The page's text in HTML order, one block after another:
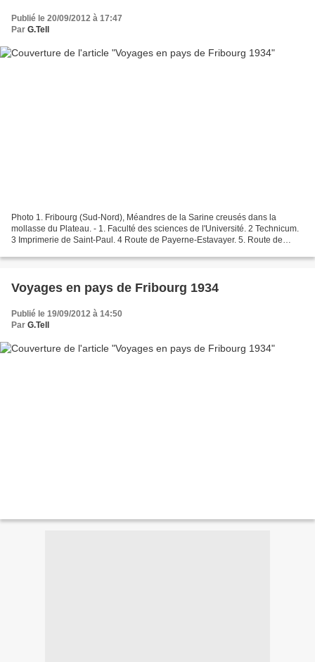
Publié le 20/09/2012 à 17:47
Par G.Tell
Photo 1. Fribourg (Sud-Nord), Méandres de la Sarine creusés dans la
mollasse du Plateau. - 1. Faculté des sciences de l'Université. 2 Technicum.
3 Imprimerie de Saint-Paul. 4 Route de Payerne-Estavayer. 5. Route de
Voyages en pays de Fribourg 1934
Publié le 19/09/2012 à 14:50
Par G.Tell